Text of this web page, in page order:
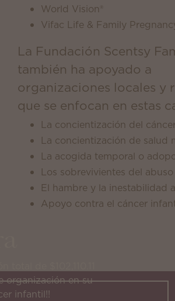
World Vision®
Vifac Life & Family
La Fundación Scentsy
también ha apoyado a
organizaciones locales y
que se enfocan en estas
La concientización del
La concientización de salud
La acogida temporal o
Los sobrevivientes del
El hambre y la inestabilidad
Apoyo contra el cáncer
organización en su
infantil!!